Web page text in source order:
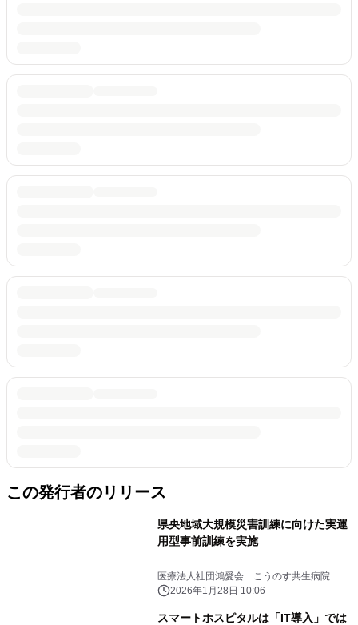
この発行者のリリース
県央地域大規模災害訓練に向けた実運
用型事前訓練を実施
医療法人社団鴻愛会 こうのす共生病院
2026年1月28日 10:06
スマートホスピタルは「IT導入」では